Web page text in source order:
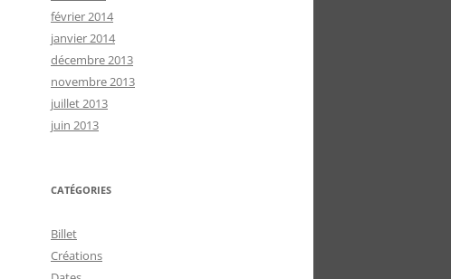
février 2014
janvier 2014
décembre 2013
novembre 2013
juillet 2013
juin 2013
CATÉGORIES
Billet
Créations